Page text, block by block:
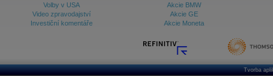
Ceny průmyslových výrobců - Graf (ČR)
Ceny průmyslových výrobců - Kalendář (ČR)
Ceny průmyslových výrobců - Zpravodajství
Databanka - Ceny
Volby v USA
Video zpravodajství
Investiční komentáře
Akcie BMW
Akcie GE
Akcie Moneta
Tvorba